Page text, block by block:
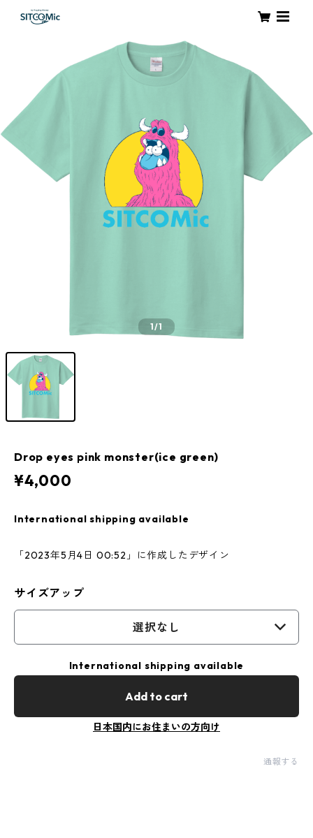
1/1
Drop eyes pink monster(ice green)
¥4,000
International shipping available
「2023年5月4日 00:52」に作成したデザイン
サイズアップ
選択なし
International shipping available
Add to cart
日本国内にお住まいの方向け
通報する